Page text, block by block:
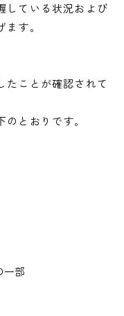
している状況および
す。
たことが確認されて
とおりです。
一部